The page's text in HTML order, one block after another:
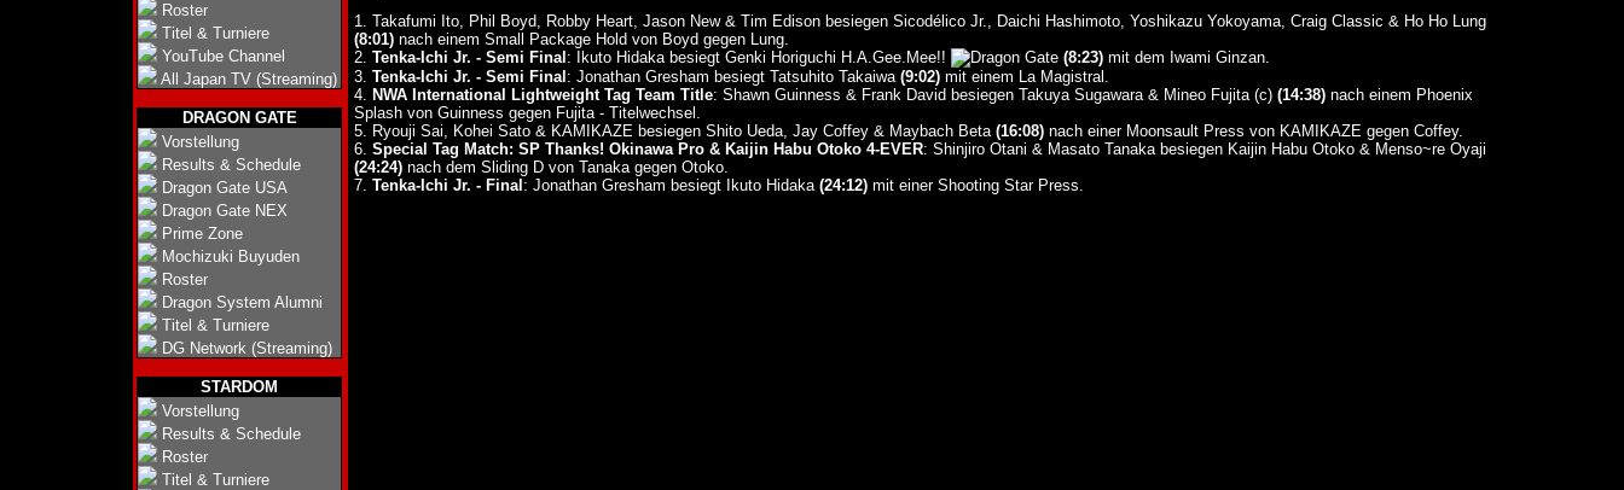
Roster
Titel & Turniere
YouTube Channel
All Japan TV (Streaming)
DRAGON GATE
Vorstellung
Results & Schedule
Dragon Gate USA
Dragon Gate NEX
Prime Zone
Mochizuki Buyuden
Roster
Dragon System Alumni
Titel & Turniere
DG Network (Streaming)
STARDOM
Vorstellung
Results & Schedule
Roster
Titel & Turniere
1. Takafumi Ito, Phil Boyd, Robby Heart, Jason New & Tim Edison besiegen Sicodélico Jr., Daichi Hashimoto, Yoshikazu Yokoyama, Craig Classic & Ho Ho Lung
(8:01)nach einem Small Package Hold von Boyd gegen Lung.
2. Tenka-Ichi Jr. - Semi Final : Ikuto Hidaka besiegt Genki Horiguchi H.A.Gee.Mee!! (8:23)mit dem Iwami Ginzan.
3. Tenka-Ichi Jr. - Semi Final : Jonathan Gresham besiegt Tatsuhito Takaiwa (9:02)mit einem La Magistral.
4. NWA International Lightweight Tag Team Title: Shawn Guinness & Frank David besiegen Takuya Sugawara & Mineo Fujita (c) (14:38)nach einem Phoenix
Splash von Guinness gegen Fujita - Titelwechsel.
5. Ryouji Sai, Kohei Sato & KAMIKAZE besiegen Shito Ueda, Jay Coffey & Maybach Beta (16:08)nach einer Moonsault Press von KAMIKAZE gegen Coffey.
6. Special Tag Match: SP Thanks! Okinawa Pro & Kaijin Habu Otoko 4-EVER: Shinjiro Otani & Masato Tanaka besiegen Kaijin Habu Otoko & Menso~re Oyaji
(24:24)nach dem Sliding D von Tanaka gegen Otoko.
7. Tenka-Ichi Jr. - Final : Jonathan Gresham besiegt Ikuto Hidaka (24:12)mit einer Shooting Star Press.